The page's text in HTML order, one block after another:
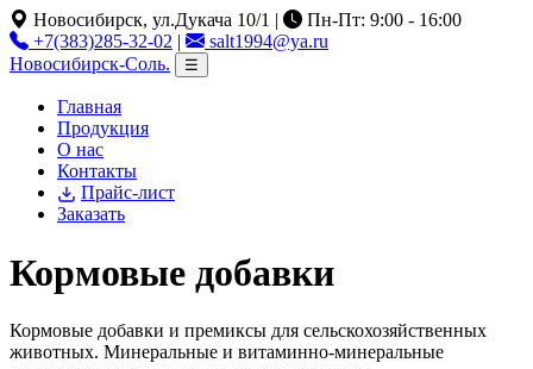
Новосибирск, ул.Дукача 10/1 |
Пн-Пт: 9:00 - 16:00
+7(383)285-32-02 |
salt1994@ya.ru
Новосибирск-Соль. ☰
Главная
Продукция
О нас
Контакты
Прайс-лист
Заказать
Кормовые добавки
Кормовые добавки и премиксы для сельскохозяйственных
животных. Минеральные и витаминно-минеральные